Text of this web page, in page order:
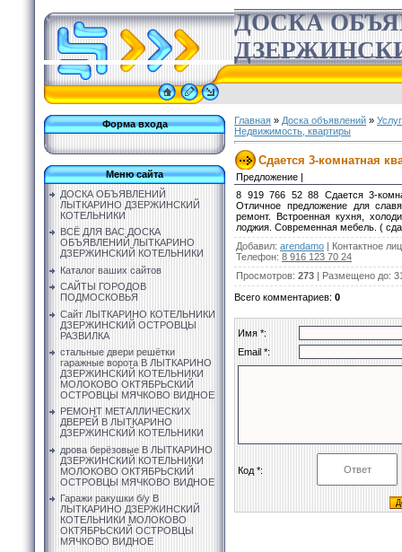
ДОСКА
Форма входа
Меню сайта
ДОСКА ОБЪЯВЛЕНИЙ
ЛЫТКАРИНО ДЗЕРЖИНСКИЙ
КОТЕЛЬНИКИ
ВСЁ ДЛЯ ВАС ДОСКА
ОБЪЯВЛЕНИЙ ЛЫТКАРИНО
ДЗЕРЖИНСКИЙ КОТЕЛЬНИКИ
Каталог ваших сайтов
САЙТЫ ГОРОДОВ
ПОДМОСКОВЬЯ
Сайт ЛЫТКАРИНО КОТЕЛЬНИКИ
ДЗЕРЖИНСКИЙ ОСТРОВЦЫ
РАЗВИЛКА
стальные двери решётки
гаражные ворота В ЛЫТКАРИНО
ДЗЕРЖИНСКИЙ КОТЕЛЬНИКИ
МОЛОКОВО ОКТЯБРЬСКИЙ
ОСТРОВЦЫ МЯЧКОВО ВИДНОЕ
РЕМОНТ МЕТАЛЛИЧЕСКИХ
ДВЕРЕЙ В ЛЫТКАРИНО
ДЗЕРЖИНСКИЙ КОТЕЛЬНИКИ
дрова берёзовые В ЛЫТКАРИНО
ДЗЕРЖИНСКИЙ КОТЕЛЬНИКИ
МОЛОКОВО ОКТЯБРЬСКИЙ
ОСТРОВЦЫ МЯЧКОВО ВИДНОЕ
Гаражи ракушки б/у В
ЛЫТКАРИНО ДЗЕРЖИНСКИЙ
КОТЕЛЬНИКИ МОЛОКОВО
ОКТЯБРЬСКИЙ ОСТРОВЦЫ
МЯЧКОВО ВИДНОЕ
Главная » Доска объявлений »
Недвижимость, квартиры
Сдается 3-комнатная
Предложение |
8 919 766 52 88 Сдается 3-
Отличное предложение для
ремонт. Встроенная кухня,
лоджия. Современная мебель. (
Добавил: arendamo | Контактное
Телефон: 8 916 123 70 24
Просмотров: 273 | Размещено до:
Всего комментариев: 0
Имя *:
Email *:
Код *: